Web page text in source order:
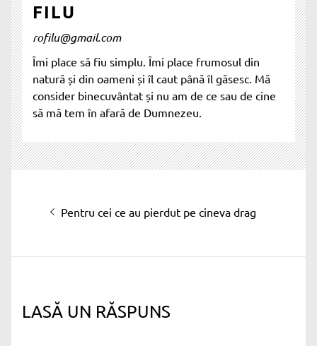
FILU
rofilu@gmail.com
Îmi place să fiu simplu. Îmi place frumosul din
natură și din oameni și îl caut până îl găsesc. Mă
consider binecuvântat și nu am de ce sau de cine
să mă tem în afară de Dumnezeu.
Articolul
Pentru cei ce au pierdut pe cineva drag
LASĂ UN RĂSPUNS